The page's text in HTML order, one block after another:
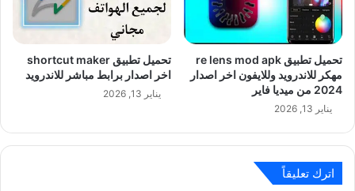
تحميل تطبيق re lens mod apk
مهكر للاندرويد وللايفون اخر اصدار
2024 من ميديا فاير
يناير 13, 2026
اخر اصدار برابط مباشر للاندرويد
يناير 13, 2026
اترك تعليقاً